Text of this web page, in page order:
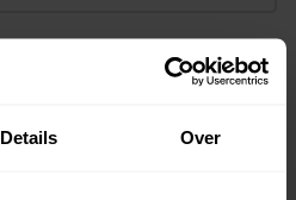
Details Over